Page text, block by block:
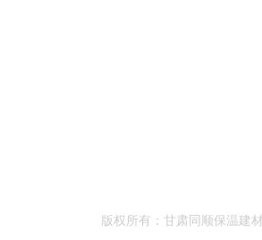
版权所有：甘肃同顺保温建